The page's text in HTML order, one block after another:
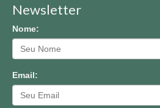
Newsletter
Nome:
Email: